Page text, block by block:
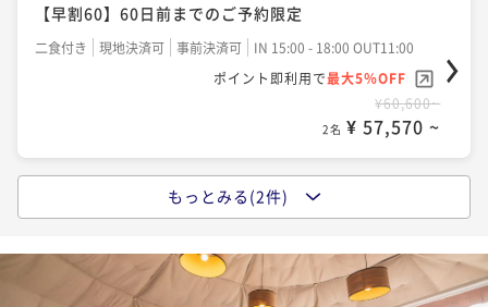
【早割60】60日前までのご予約限定
二食付き 現地決済可 事前決済可
IN 15:00 - 18:00 OUT11:00
ポイント即利用で最大5％OFF
¥60,600~
2名 ¥ 57,570 ~
【早割30】30日前までのご予約限定
ポイント即利用で
最大5％OFF
¥62,600~
もっとみる(2件)